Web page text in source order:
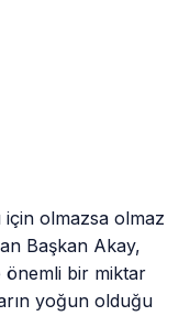
için olmazsa olmaz
Başkan Akay,
önemli bir miktar
yoğun olduğu